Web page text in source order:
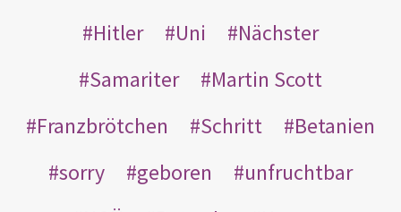
Hitler
Uni
Nächster
Samariter
Martin Scott
Franzbrötchen
Schritt
Betanien
sorry
geboren
unfruchtbar